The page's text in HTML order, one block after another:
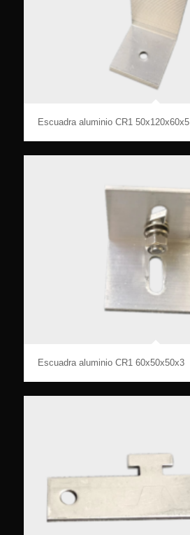
Escuadra aluminio CR1 50x120x60x5
Escuadra aluminio CR1 60x50x50x3